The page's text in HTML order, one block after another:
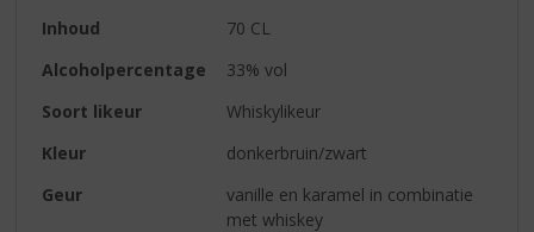
Inhoud
70 CL
Alcoholpercentage
33% vol
Soort likeur
Whiskylikeur
Kleur
donkerbruin/zwart
Geur
vanille en karamel in combinatie
met whiskey